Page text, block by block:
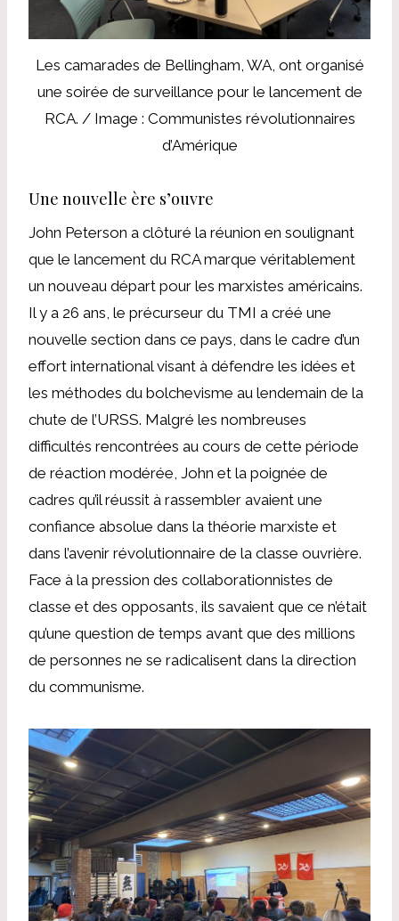
Les camarades de Bellingham, WA, ont organisé
une soirée de surveillance pour le lancement de
RCA. / Image : Communistes révolutionnaires
d’Amérique
Une nouvelle ère s’ouvre
John Peterson a clôturé la réunion en soulignant
que le lancement du RCA marque véritablement
un nouveau départ pour les marxistes américains.
Il y a 26 ans, le précurseur du TMI a créé une
nouvelle section dans ce pays, dans le cadre d’un
effort international visant à défendre les idées et
les méthodes du bolchevisme au lendemain de la
chute de l’URSS. Malgré les nombreuses
difficultés rencontrées au cours de cette période
de réaction modérée, John et la poignée de
cadres qu’il réussit à rassembler avaient une
confiance absolue dans la théorie marxiste et
dans l’avenir révolutionnaire de la classe ouvrière.
Face à la pression des collaborationnistes de
classe et des opposants, ils savaient que ce n’était
qu’une question de temps avant que des millions
de personnes ne se radicalisent dans la direction
du communisme.